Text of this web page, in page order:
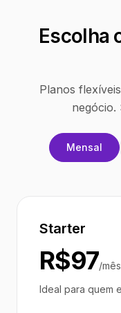
Escolha
Planos
negócio.
Mensal
Starter
R$97/
Ideal para quem